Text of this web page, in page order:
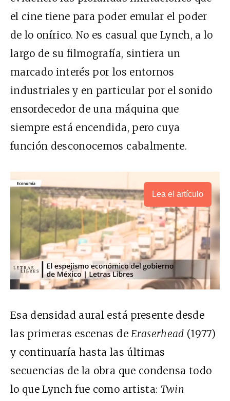
el cine tiene para poder emular el poder
de lo onírico. No es casual que Lynch, a lo
largo de su filmografía, sintiera un
marcado interés por los entornos
industriales y en particular por el sonido
ensordecedor de una máquina que
siempre está encendida, pero cuya
función desconocemos cabalmente.
Lea el artículo
Esa densidad aural está presente desde
las primeras escenas deEraserhead (1977)
y continuaría hasta las últimas
secuencias de la obra que condensa todo
lo que Lynch fue como artista: Twin